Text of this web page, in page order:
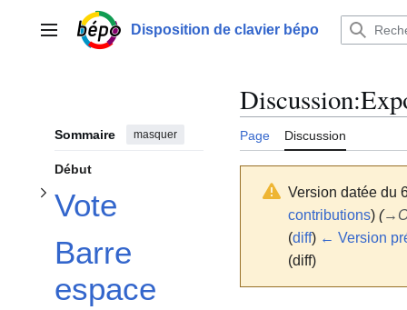
contenuMenu principalDisposition de clavier bépo
Sommaire masquer
Début
Vote
Afficher / masquer la sous-section Vote
Barre
espace
Discussion:
Page Discussion
Version datée du
contributions) (→
(diff) ← Version
(diff)